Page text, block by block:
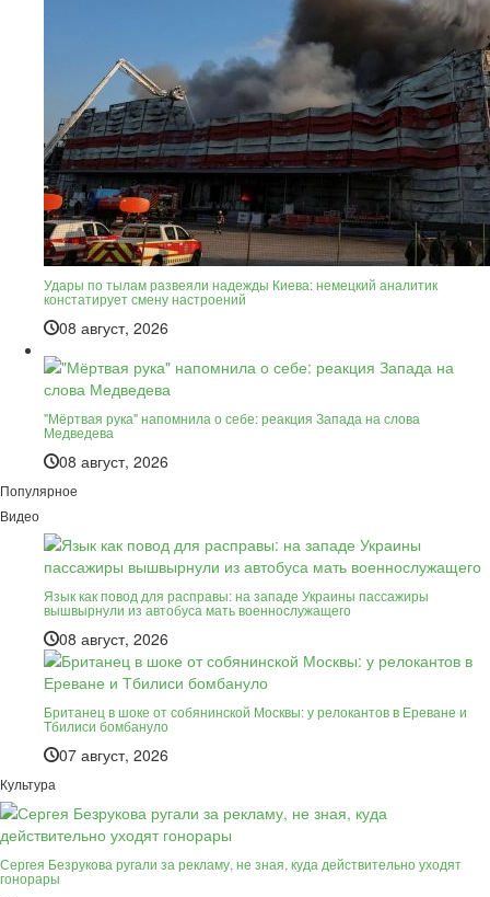
Удары по тылам развеяли надежды Киева: немецкий аналитик
констатирует смену настроений
08 август, 2026
"Мёртвая рука" напомнила о себе: реакция Запада на слова
Медведева
08 август, 2026
Популярное
Видео
Язык как повод для расправы: на западе Украины пассажиры
вышвырнули из автобуса мать военнослужащего
08 август, 2026
Британец в шоке от собянинской Москвы: у релокантов в Ереване и
Тбилиси бомбануло
07 август, 2026
Культура
Сергея Безрукова ругали за рекламу, не зная, куда действительно уходят
гонорары